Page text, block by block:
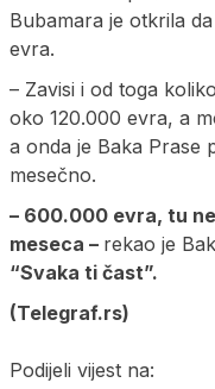
Bubamara je otkrila
evra.
– Zavisi i od toga
oko 120.000 evra, a
a onda je Baka Prase
mesečno.
– 600.000 evra, tu
meseca – rekao je
“Svaka ti čast”.
(Telegraf.rs)
Podijeli vijest na: